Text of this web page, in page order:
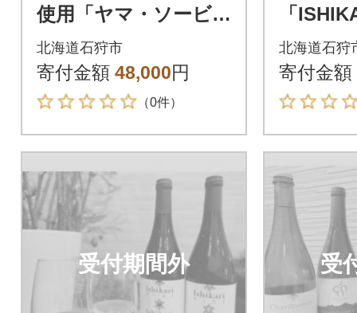
使用「ヤマ・ソービ
ニオン」5本セット
北海道石狩市
寄付金額 48,000円
（0件）
「
赤・白2
北海道石狩
寄付金額
受付期間外 受